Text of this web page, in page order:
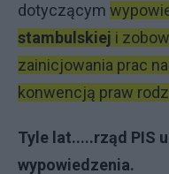
dotyczącym
stambulskiej i
zainicjowania prac
konwencją praw
Tyle lat.....rząd PIS
wypowiedzenia.